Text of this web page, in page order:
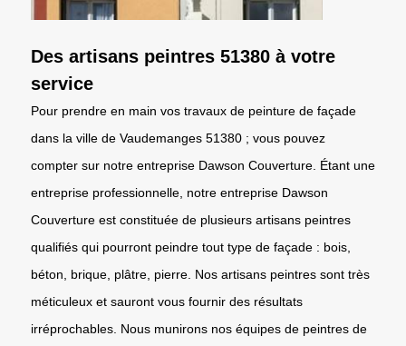
Des artisans peintres 51380 à votre
service
Pour prendre en main vos travaux de peinture de façade
dans la ville de Vaudemanges 51380 ; vous pouvez
compter sur notre entreprise Dawson Couverture. Étant une
entreprise professionnelle, notre entreprise Dawson
Couverture est constituée de plusieurs artisans peintres
qualifiés qui pourront peindre tout type de façade : bois,
béton, brique, plâtre, pierre. Nos artisans peintres sont très
méticuleux et sauront vous fournir des résultats
irréprochables. Nous munirons nos équipes de peintres de